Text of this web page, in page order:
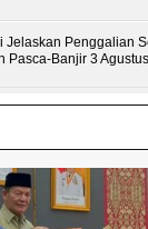
Jelaskan Penggalian
Pasca-Banjir 3